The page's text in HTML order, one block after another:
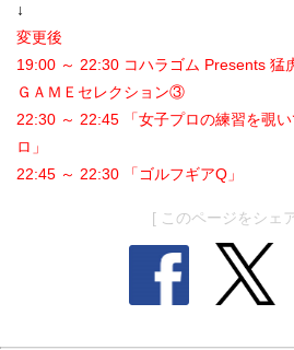
↓
変更後
19:00 ～ 22:30 コハラゴム Presents 猛
ＧＡＭＥセレクション③
22:30 ～ 22:45 「女子プロの練習を覗
ロ」
22:45 ～ 22:30 「ゴルフギアQ」
[ このページをシェ